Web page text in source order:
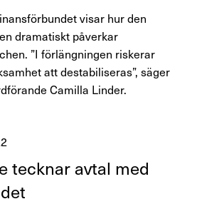
Perspektiv
Nyheter
Finansförbundets åsikter
visar hur den
dramatiskt påverkar
”I förlängningen riskerar
att destabiliseras”, säger
Camilla Linder.
tecknar avtal med